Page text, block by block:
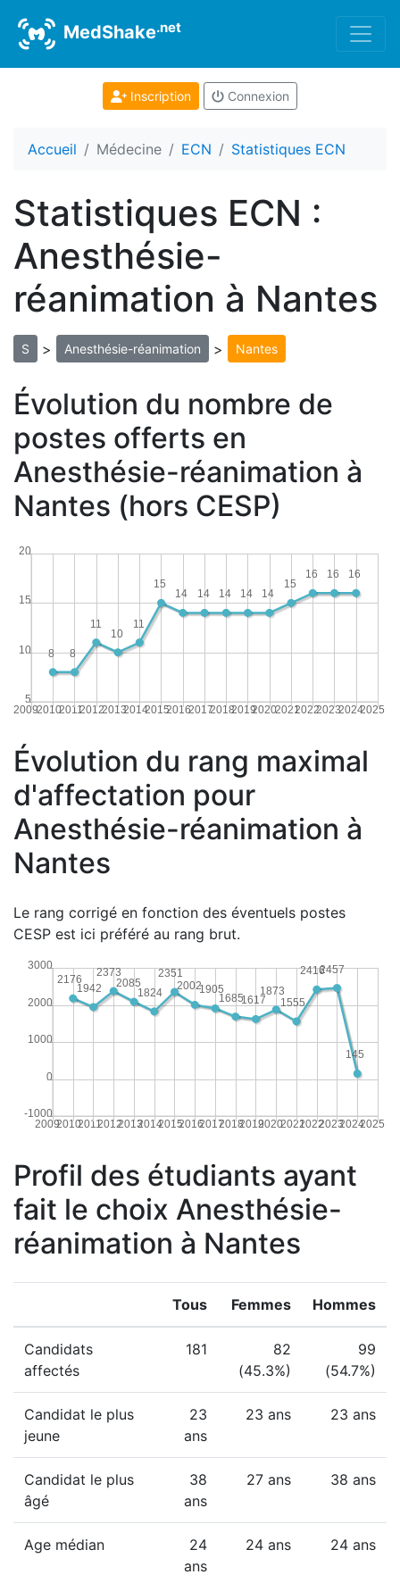
MedShake.net
Inscription Connexion
Accueil Médecine ECN Statistiques ECN
Statistiques ECN :
Anesthésie-
réanimation à Nantes
S > Anesthésie-réanimation > Nantes
Évolution du nombre de
postes offerts en
Anesthésie-réanimation à
Nantes (hors CESP)
20092010201120122013201420152016201720182019202020212022202320242025
5
10
15
20
16
16
16
15
14
14
14
14
14
15
11
10
11
8
8
Évolution du rang maximal
d'affectation pour
Anesthésie-réanimation à
Nantes
Le rang corrigé en fonction des éventuels postes
CESP est ici préféré au rang brut.
20092010201120122013201420152016201720182019202020212022202320242025
-1000
0
1000
2000
3000
145
2457
2416
1555
1873
1617
1685
1905
2002
2351
1824
2085
2373
1942
2176
Profil des étudiants ayant
fait le choix Anesthésie-
réanimation à Nantes
Tous Femmes Hommes
Candidats
affectés
181
82
(45.3%)
99
(54.7%)
Candidat le plus
jeune
23
ans
23 ans 23 ans
Candidat le plus
âgé
38
ans
27 ans 38 ans
Age médian
24
ans
24 ans 24 ans